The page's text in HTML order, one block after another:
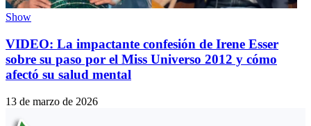
Show
VIDEO: La impactante confesión de Irene Esser
sobre su paso por el Miss Universo 2012 y cómo
afectó su salud mental
13 de marzo de 2026